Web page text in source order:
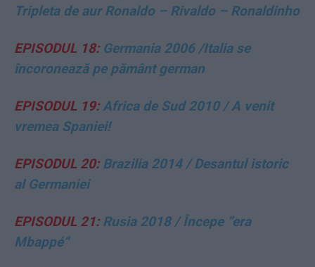
Tripleta de aur Ronaldo – Rivaldo – Ronaldinho
EPISODUL 18:Germania 2006 /Italia se
încoronează pe pământ german
EPISODUL 19:Africa de Sud 2010 / A venit
vremea Spaniei!
EPISODUL 20:Brazilia 2014 / Desantul istoric
al Germaniei
EPISODUL 21:Rusia 2018 /Începe ”era
Mbappé”